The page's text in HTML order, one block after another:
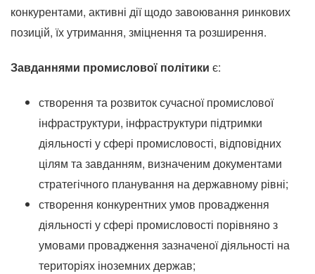
конкурентами, активні дії щодо завоювання ринкових
позицій, їх утримання, зміцнення та розширення.
Завданнями промислової політики є:
створення та розвиток сучасної промислової
інфраструктури, інфраструктури підтримки
діяльності у сфері промисловості, відповідних
цілям та завданням, визначеним документами
стратегічного планування на державному рівні;
створення конкурентних умов провадження
діяльності у сфері промисловості порівняно з
умовами провадження зазначеної діяльності на
територіях іноземних держав;